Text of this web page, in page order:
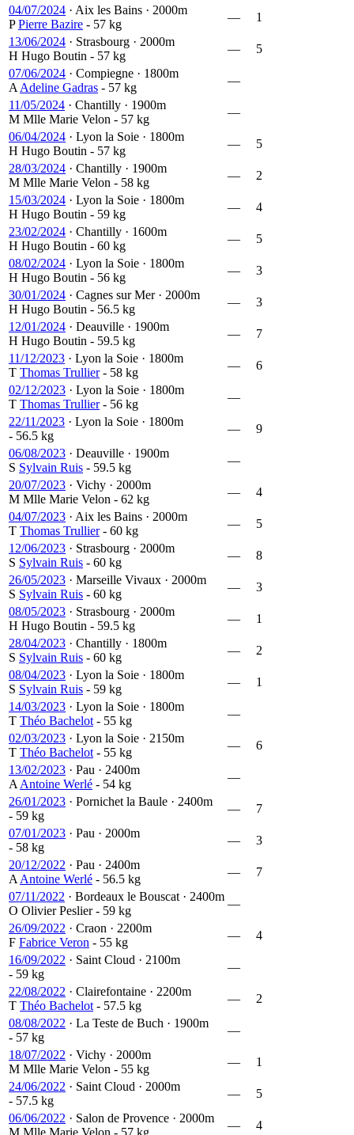
04/07/2024 · Aix les Bains · 2000m
PPierre Bazire - 57 kg
—
1
13/06/2024 · Strasbourg · 2000m
H Hugo Boutin - 57 kg
—
5
07/06/2024 · Compiegne · 1800m
A Adeline Gadras - 57 kg
—
11/05/2024 · Chantilly · 1900m
M Mlle Marie Velon - 57 kg
—
06/04/2024 · Lyon la Soie · 1800m
H Hugo Boutin - 57 kg
—
5
28/03/2024 · Chantilly · 1900m
M Mlle Marie Velon - 58 kg
—
2
15/03/2024 · Lyon la Soie · 1800m
H Hugo Boutin - 59 kg
—
4
23/02/2024 · Chantilly · 1600m
H Hugo Boutin - 60 kg
—
5
08/02/2024 · Lyon la Soie · 1800m
H Hugo Boutin - 56 kg
—
3
30/01/2024 · Cagnes sur Mer · 2000m
H Hugo Boutin - 56.5 kg
—
3
12/01/2024 · Deauville · 1900m
H Hugo Boutin - 59.5 kg
—
7
11/12/2023 · Lyon la Soie · 1800m
T Thomas Trullier - 58 kg
—
6
02/12/2023 · Lyon la Soie · 1800m
T Thomas Trullier - 56 kg
—
22/11/2023 · Lyon la Soie · 1800m
- 56.5 kg
—
9
06/08/2023 · Deauville · 1900m
S Sylvain Ruis - 59.5 kg
—
20/07/2023 · Vichy · 2000m
M Mlle Marie Velon - 62 kg
—
4
04/07/2023 · Aix les Bains · 2000m
T Thomas Trullier - 60 kg
—
5
12/06/2023 · Strasbourg · 2000m
S Sylvain Ruis - 60 kg
—
8
26/05/2023 · Marseille Vivaux · 2000m
S Sylvain Ruis - 60 kg
—
3
08/05/2023 · Strasbourg · 2000m
H Hugo Boutin - 59.5 kg
—
1
28/04/2023 · Chantilly · 1800m
S Sylvain Ruis - 60 kg
—
2
08/04/2023 · Lyon la Soie · 1800m
S Sylvain Ruis - 59 kg
—
1
14/03/2023 · Lyon la Soie · 1800m
T Théo Bachelot - 55 kg
—
02/03/2023 · Lyon la Soie · 2150m
T Théo Bachelot - 55 kg
—
6
13/02/2023 · Pau · 2400m
A Antoine Werlé - 54 kg
—
26/01/2023 · Pornichet la Baule · 2400m
- 59 kg
—
7
07/01/2023 · Pau · 2000m
- 58 kg
—
3
20/12/2022 · Pau · 2400m
A Antoine Werlé - 56.5 kg
—
7
07/11/2022 · Bordeaux le Bouscat · 2400m
O Olivier Peslier - 59 kg
—
26/09/2022 · Craon · 2200m
F Fabrice Veron - 55 kg
—
4
16/09/2022 · Saint Cloud · 2100m
- 59 kg
—
22/08/2022 · Clairefontaine · 2200m
T Théo Bachelot - 57.5 kg
—
2
08/08/2022 · La Teste de Buch · 1900m
- 57 kg
—
18/07/2022 · Vichy · 2000m
M Mlle Marie Velon - 55 kg
—
1
24/06/2022 · Saint Cloud · 2000m
- 57.5 kg
—
5
06/06/2022 · Salon de Provence · 2000m
M Mlle Marie Velon - 57 kg
—
4